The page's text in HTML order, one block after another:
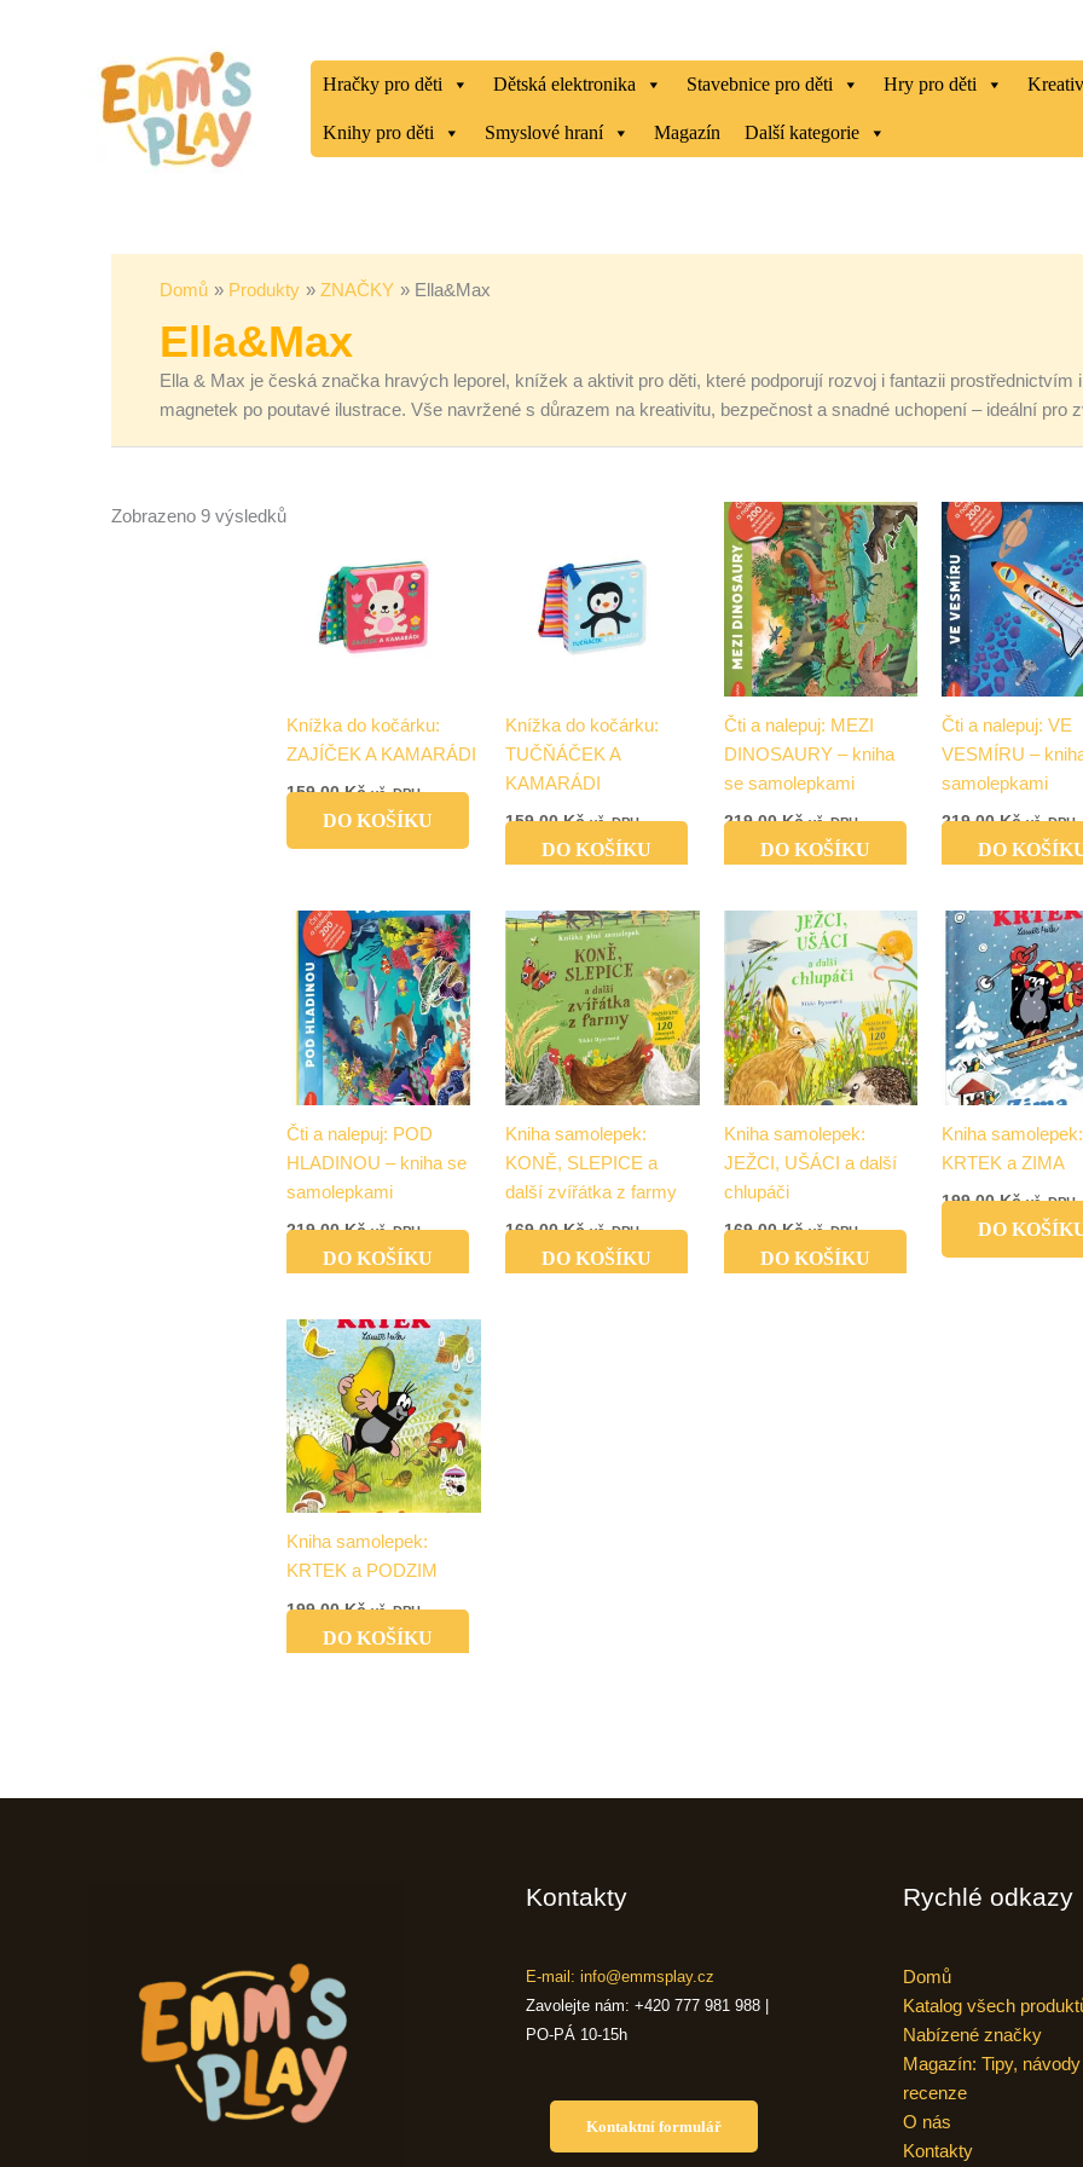
Hračky pro děti Dětská elektronika Stavebnice pro děti Hry pro děti
Knihy pro děti Smyslové hraní Magazín Další kategorie
Domů Produkty ZNAČKY Ella&Max
Ella&Max
Ella & Max je česká značka hravých leporel, knížek a aktivit pro děti, které podporují rozvoj i fantazii
magnetek po poutavé ilustrace. Vše navržené s důrazem na kreativitu, bezpečnost a snadné uchopení – ideální pro
Zobrazeno 9 výsledků
nejnovějších
Knížka do kočárku:
ZAJÍČEK A KAMARÁDI
159,00Kč vč. DPH
DO KOŠÍKU
Knížka do kočárku:
TUČŇÁČEK A
KAMARÁDI
159,00Kč vč. DPH
DO KOŠÍKU
Čti a nalepuj: MEZI
DINOSAURY – kniha
se samolepkami
219,00Kč vč. DPH
DO KOŠÍKU
Čti a nalepuj: VE
VESMÍRU –
samolepkami
219,00Kč vč. DPH
DO
Čti a nalepuj: POD
HLADINOU – kniha se
samolepkami
219,00Kč vč. DPH
DO KOŠÍKU
Kniha samolepek:
KONĚ, SLEPICE a
další zvířátka z farmy
169,00Kč vč. DPH
DO KOŠÍKU
Kniha samolepek:
JEŽCI, UŠÁCI a další
chlupáči
169,00Kč vč. DPH
DO KOŠÍKU
Kniha samolepek:
KRTEK a ZIMA
199,00Kč vč. DPH
DO
Kniha samolepek:
KRTEK a PODZIM
199,00Kč vč. DPH
DO KOŠÍKU
Kontakty
E-mail: info@emmsplay.cz
Zavolejte nám: +420 777 981 988 |
PO-PÁ 10-15h
Kontaktní formulář
Rychlé odkazy
Domů
Katalog všech
Nabízené značky
Magazín: Tipy,
recenze
O nás
Kontakty